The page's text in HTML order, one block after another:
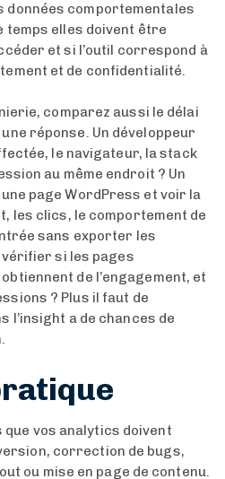
données comportementales
temps elles doivent être
et si l’outil correspond à
et de confidentialité.
comparez aussi le délai
réponse. Un développeur
le navigateur, la stack
au même endroit ? Un
page WordPress et voir la
les clics, le comportement de
sans exporter les
vérifier si les pages
de l’engagement, et
? Plus il faut de
l’insight a de chances de
que vos analytics doivent
correction de bugs,
ou mise en page de contenu.